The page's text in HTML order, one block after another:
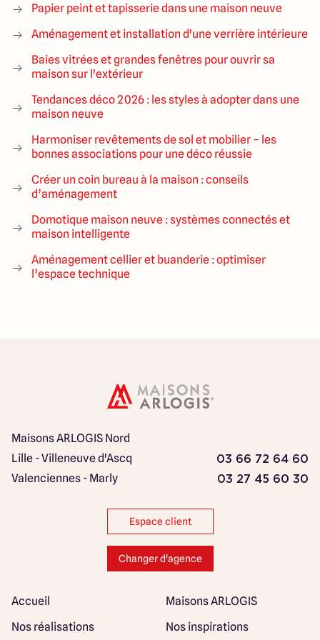
Papier peint et tapisserie dans une maison neuve
Aménagement et installation d'une verrière intérieure
Baies vitrées et grandes fenêtres pour ouvrir sa
maison sur l'extérieur
Tendances déco 2026 : les styles à adopter dans une
maison neuve
Harmoniser revêtements de sol et mobilier – les
bonnes associations pour une déco réussie
Créer un coin bureau à la maison : conseils
d’aménagement
Domotique maison neuve : systèmes connectés et
maison intelligente
Aménagement cellier et buanderie : optimiser
l’espace technique
Maisons ARLOGIS Nord
Lille - Villeneuve d'Ascq
03 66 72 64 60
Valenciennes - Marly 03 27 45 60 30
Espace client
Changer d'agence
Accueil
Maisons ARLOGIS
Nos réalisations
Nos inspirations